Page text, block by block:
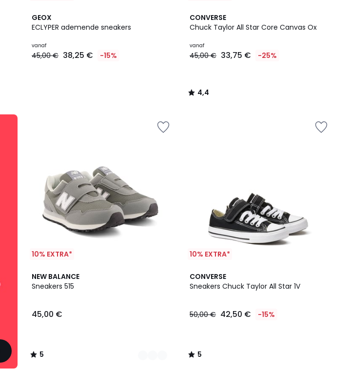
GEOX
ECLYPER ademende sneakers
vanaf
45,00 € 38,25 € -15%
CONVERSE
Chuck Taylor All Star Core Canvas Ox
vanaf
45,00 € 33,75 € -25%
4,4
/ 5
4,4
/
10% EXTRA*
NEW BALANCE
Sneakers 515
45,00 €
5
/
2
Kleuren
5
/
10% EXTRA*
CONVERSE
Sneakers Chuck Taylor All Star 1V
50,00 € 42,50 € -15%
5
/
5
/